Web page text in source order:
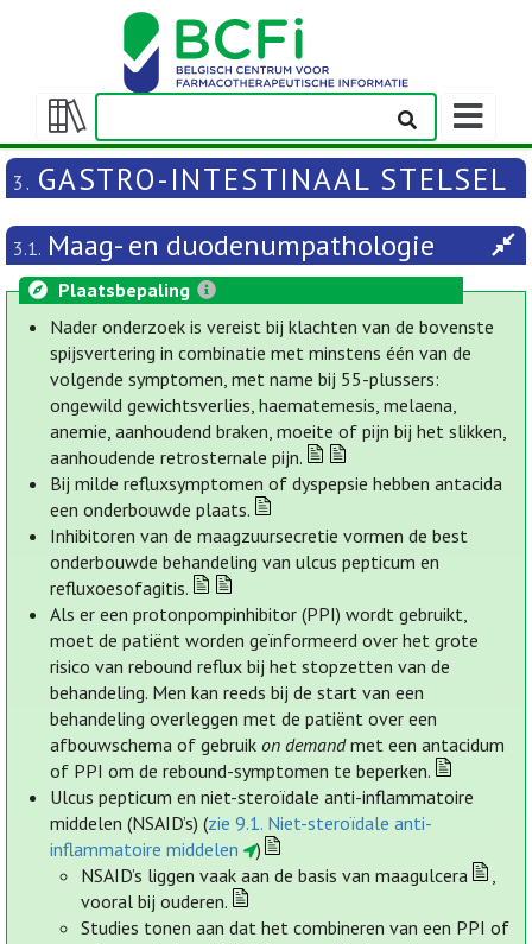
Weergeven/verbergen
inhoudstafel
3. GASTRO-INTESTINAAL STELSEL
3.1. Maag- en duodenumpathologie
Plaatsbepaling
Nader onderzoek is vereist bij klachten van de bovenste
spijsvertering in combinatie met minstens één van de
volgende symptomen, met name bij 55-plussers:
ongewild gewichtsverlies, haematemesis, melaena,
anemie, aanhoudend braken, moeite of pijn bij het slikken,
aanhoudende retrosternale pijn.
Bij milde refluxsymptomen of dyspepsie hebben antacida
een onderbouwde plaats.
Inhibitoren van de maagzuursecretie vormen de best
onderbouwde behandeling van ulcus pepticum en
refluxoesofagitis.
Als er een protonpompinhibitor (PPI) wordt gebruikt,
moet de patiënt worden geïnformeerd over het grote
risico van rebound reflux bij het stopzetten van de
behandeling. Men kan reeds bij de start van een
behandeling overleggen met de patiënt over een
afbouwschema of gebruikon demandmet een antacidum
of PPI om de rebound-symptomen te beperken.
Ulcus pepticum en niet-steroïdale anti-inflammatoire
middelen (NSAID’s) (zie 9.1. Niet-steroïdale anti-
inflammatoire middelen
)
NSAID’s liggen vaak aan de basis van maagulcera
,
vooral bij ouderen.
Studies tonen aan dat het combineren van een PPI of